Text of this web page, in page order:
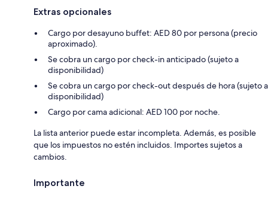
Extras opcionales
Cargo por desayuno buffet: AED 80 por persona (precio
aproximado).
Se cobra un cargo por check-in anticipado (sujeto a
disponibilidad)
Se cobra un cargo por check-out después de hora (sujeto a
disponibilidad)
Cargo por cama adicional: AED 100 por noche.
La lista anterior puede estar incompleta. Además, es posible
que los impuestos no estén incluidos. Importes sujetos a
cambios.
Importante